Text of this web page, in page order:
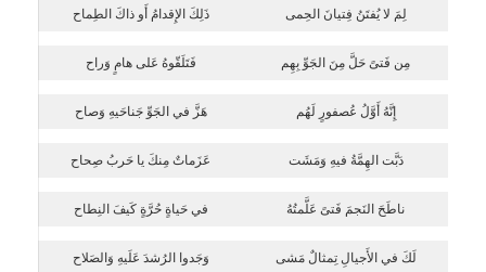
لِمَ لا يُفتَنُ فِتيانَ الحِمى ذَلِكَ الإِقدامُ أَو ذاكَ الطِماح
مِن فَتىً حَلَّ مِنَ الجَوِّ بِهِم فَتَلَقّوهُ عَلى هامٍ وَراح
إِنَّهُ أَوَّلُ عُصفورٍ لَهُم هَزَّ في الجَوِّ جَناحَيهِ وَصاح
دَبَّت الهِمَّةُ فيهِ وَمَشَت عَزَماتٌ مِنكَ يا حَربُ صِحاح
ناطَحَ النَجمَ فَتىً عَلَّمتُهُ في حَياةٍ حُرَّةٍ كَيفَ النِطاح
لَكَ في الأَجيالِ تِمثالٌ مَشى وَجَدوا الرُشدَ عَلَيهِ وَالصَلاح